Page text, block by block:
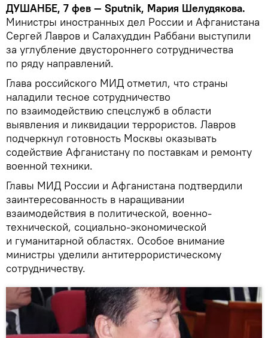
ДУШАНБЕ, 7 фев — Sputnik, Мария Шелудякова.
Министры иностранных дел России и Афганистана
Сергей Лавров и Салахуддин Раббани выступили
за углубление двустороннего сотрудничества
по ряду направлений.
Глава российского МИД отметил, что страны
наладили тесное сотрудничество
по взаимодействию спецслужб в области
выявления и ликвидации террористов. Лавров
подчеркнул готовность Москвы оказывать
содействие Афганистану по поставкам и ремонту
военной техники.
Главы МИД России и Афганистана подтвердили
заинтересованность в наращивании
взаимодействия в политической, военно-
технической, социально-экономической
и гуманитарной областях. Особое внимание
министры уделили антитеррористическому
сотрудничеству.